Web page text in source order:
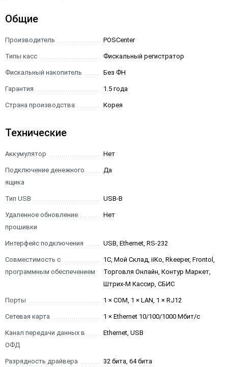
Общие
Производитель POSCenter
Типы касс Фискальный регистратор
Фискальный накопитель Без ФН
Гарантия 1.5 года
Страна производства Корея
Технические
Аккумулятор Нет
Подключение денежного
ящика
Да
Тип USB USB-B
Удаленное обновление
прошивки
Нет
Интерфейс подключения USB, Ethernet, RS-232
Совместимость с
программным обеспечением
1С, Мой Склад, iiKo, Rkeeper, Frontol,
Торговля Онлайн, Контур Маркет,
Штрих-М Кассир, СБИС
Порты 1 × COM, 1 × LAN, 1 × RJ12
Сетевая карта 1 × Ethernet 10/100/1000 Мбит/с
Канал передачи данных в
ОФД
Ethernet, USB
Разрядность драйвера 32 бита, 64 бита